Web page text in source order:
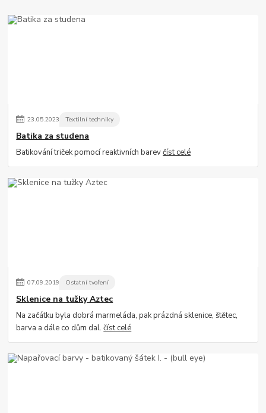
23.05.2023 Textilní techniky
Batika za studena
Batikování triček pomocí reaktivních barevčíst celé
07.09.2019 Ostatní tvoření
Sklenice na tužky Aztec
Na začátku byla dobrá marmeláda, pak prázdná sklenice, štětec,
barva a dále co dům dal.číst celé